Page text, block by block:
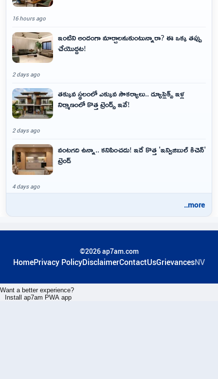
16 hours ago
ఇంటిని అందంగా మార్చాలనుకుంటున్నారా? ఈ ఒక్క తప్పు
చేయొద్దట!
2 days ago
తక్కువ స్థలంలో ఎక్కువ సౌకర్యాలు.. డ్యూప్లెక్స్ ఇళ్ల
నిర్మాణంలో కొత్త ట్రెండ్స్ ఇవే!
2 days ago
వంటగది ఉన్నా.. కనిపించదు! ఇదే కొత్త 'ఇన్విజిబుల్ కిచెన్'
ట్రెండ్
4 days ago
..more
©2026 ap7am.com
HomePrivacy PolicyDisclaimerContactUsGrievancesNV
Want a better experience?
Install ap7am PWA app